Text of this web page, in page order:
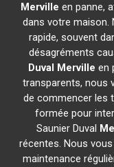
Merville en panne,
dans votre maison.
rapide, souvent
désagréments
Duval Merville en
transparents, nous
de commencer les
formée pour
Saunier Duval
récentes. Nous
maintenance